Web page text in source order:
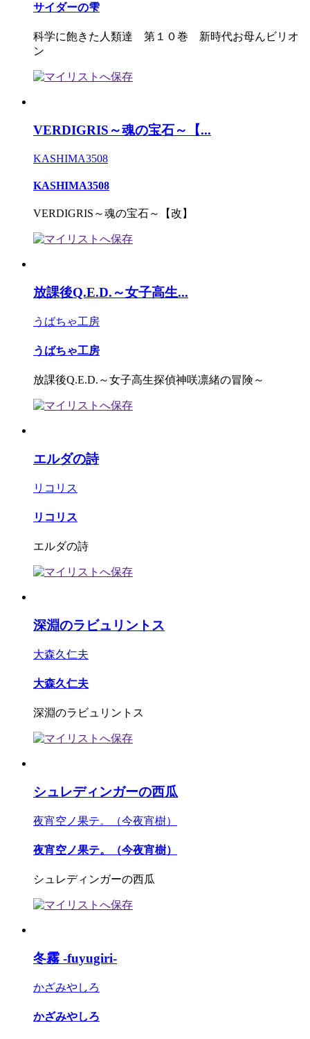
サイダーの雫
科学に飽きた人類達 第１０巻 新時代お母んビリオ
ン
VERDIGRIS～魂の宝石～【...
KASHIMA3508
KASHIMA3508
VERDIGRIS～魂の宝石～【改】
放課後Q.E.D.～女子高生...
うばちゃ工房
うばちゃ工房
放課後Q.E.D.～女子高生探偵神咲凛緒の冒険～
エルダの詩
リコリス
リコリス
エルダの詩
深淵のラビュリントス
大森久仁夫
大森久仁夫
深淵のラビュリントス
シュレディンガーの西瓜
夜宵空ノ果テ。（今夜宵樹）
夜宵空ノ果テ。（今夜宵樹）
シュレディンガーの西瓜
冬霧 -fuyugiri-
かざみやしろ
かざみやしろ